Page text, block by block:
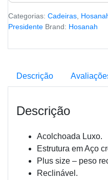
Categorias: Cadeiras
Presidente Brand: Hosanah
Descrição
Descrição
Acolchoada Luxo.
Estrutura em Aço
Plus size – peso
Reclinável.